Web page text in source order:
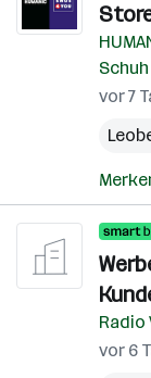
Schuh
vor 7
Radio
vor 6